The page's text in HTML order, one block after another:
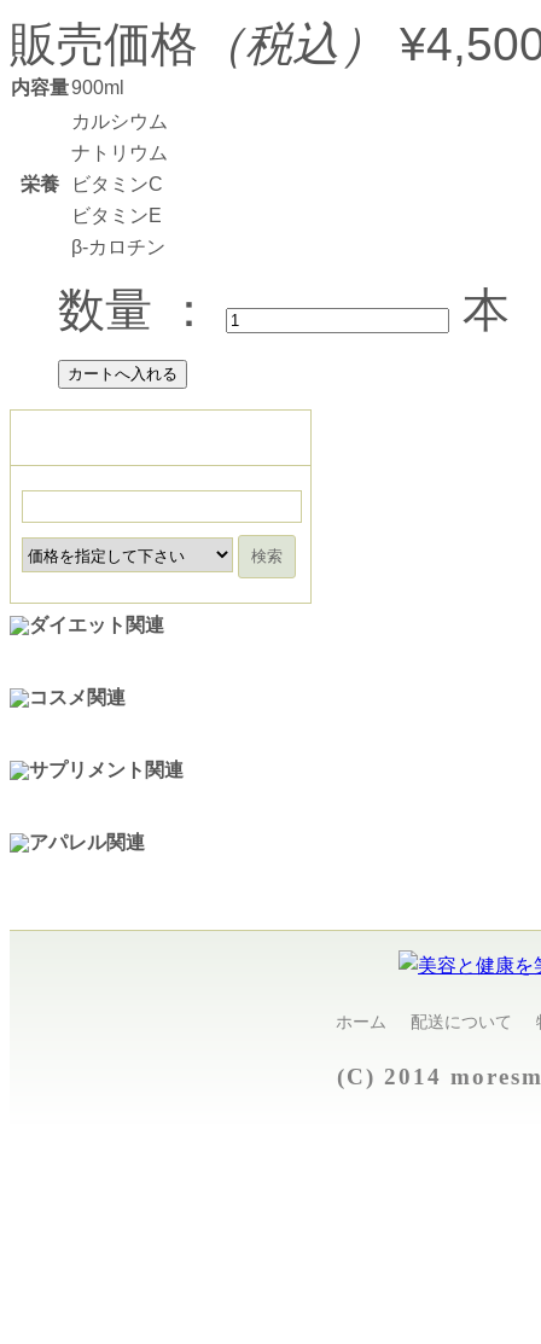
販売価格 （税込）
内容量900ml
栄養
カルシウム
ナトリウム
ビタミンC
ビタミンE
β-カロチン
数量 ： 本
ホーム 配送について
(C) 2014